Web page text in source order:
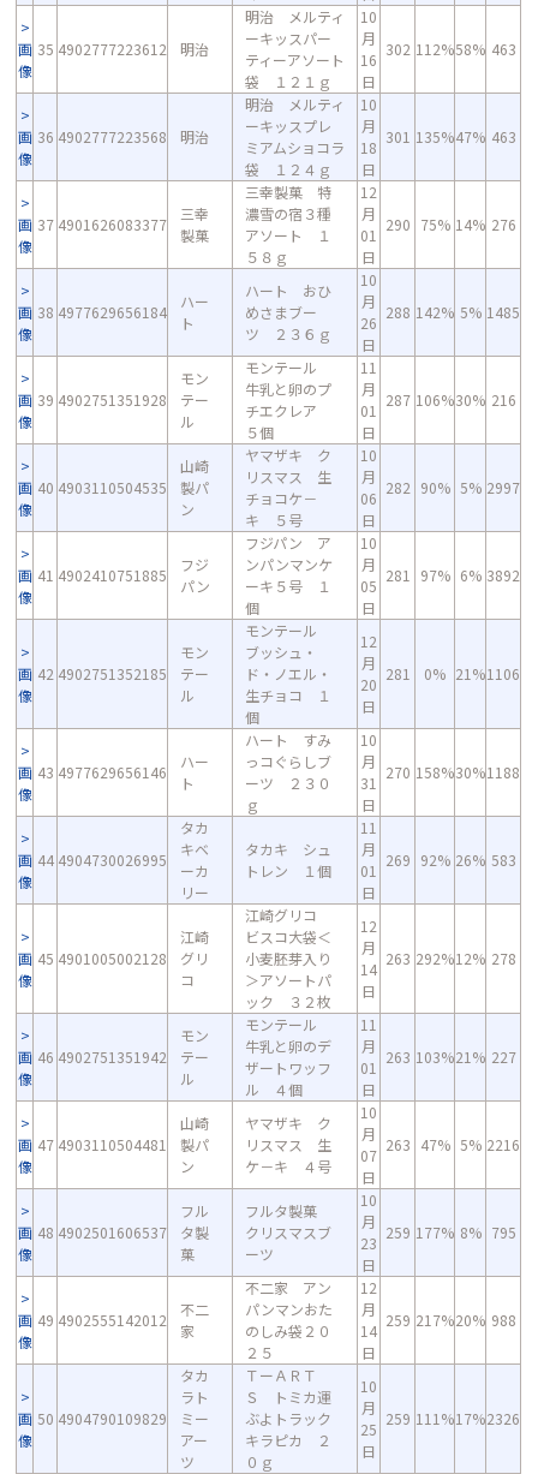
画
像
35 4902777223612 明治
明治 メルティ
ーキッスパー
ティーアソート
袋 １２１ｇ
10
月
16
日
302 112%58% 463
画
像
36 4902777223568 明治
明治 メルティ
ーキッスプレ
ミアムショコラ
袋 １２４ｇ
10
月
18
日
301 135%47% 463
画
像
37 4901626083377
三幸
製菓
三幸製菓 特
濃雪の宿３種
アソート １
５８ｇ
12
月
01
日
290 75% 14% 276
画
像
38 4977629656184
ハー
ト
ハート おひ
めさまブー
ツ ２３６ｇ
10
月
26
日
288 142% 5% 1485
画
像
39 4902751351928
モン
テー
ル
モンテール
牛乳と卵のプ
チエクレア
５個
11
月
01
日
287 106%30% 216
画
像
40 4903110504535
山崎
製パ
ン
ヤマザキ ク
リスマス 生
チョコケ－
キ ５号
10
月
06
日
282 90% 5% 2997
画
像
41 4902410751885
フジ
パン
フジパン ア
ンパンマンケ
ーキ５号 １
個
10
月
05
日
281 97% 6% 3892
画
像
42 4902751352185
モン
テー
ル
モンテール
ブッシュ・
ド・ノエル・
生チョコ １
個
12
月
20
日
281 0% 21%1106
画
像
43 4977629656146
ハー
ト
ハート すみ
っコぐらしブ
ーツ ２３０
ｇ
10
月
31
日
270 158%30%1188
画
像
44 4904730026995
タカ
キベ
ーカ
リー
タカキ シュ
トレン １個
11
月
01
日
269 92% 26% 583
画
像
45 4901005002128
江崎
グリ
コ
江崎グリコ
ビスコ大袋＜
小麦胚芽入り
＞アソートパ
ック ３２枚
12
月
14
日
263 292%12% 278
画
像
46 4902751351942
モン
テー
ル
モンテール
牛乳と卵のデ
ザートワッフ
ル ４個
11
月
01
日
263 103%21% 227
画
像
47 4903110504481
山崎
製パ
ン
ヤマザキ ク
リスマス 生
ケ－キ ４号
10
月
07
日
263 47% 5% 2216
画
像
48 4902501606537
フル
タ製
菓
フルタ製菓
クリスマスブ
ーツ
10
月
23
日
259 177% 8% 795
画
像
49 4902555142012
不二
家
不二家 アン
パンマンおた
のしみ袋２０
２５
12
月
14
日
259 217%20% 988
画
像
50 4904790109829
タカ
ラト
ミー
アー
ツ
ＴーＡＲＴ
Ｓ トミカ運
ぶよトラック
キラピカ ２
０ｇ
10
月
25
日
259 111%17%2326